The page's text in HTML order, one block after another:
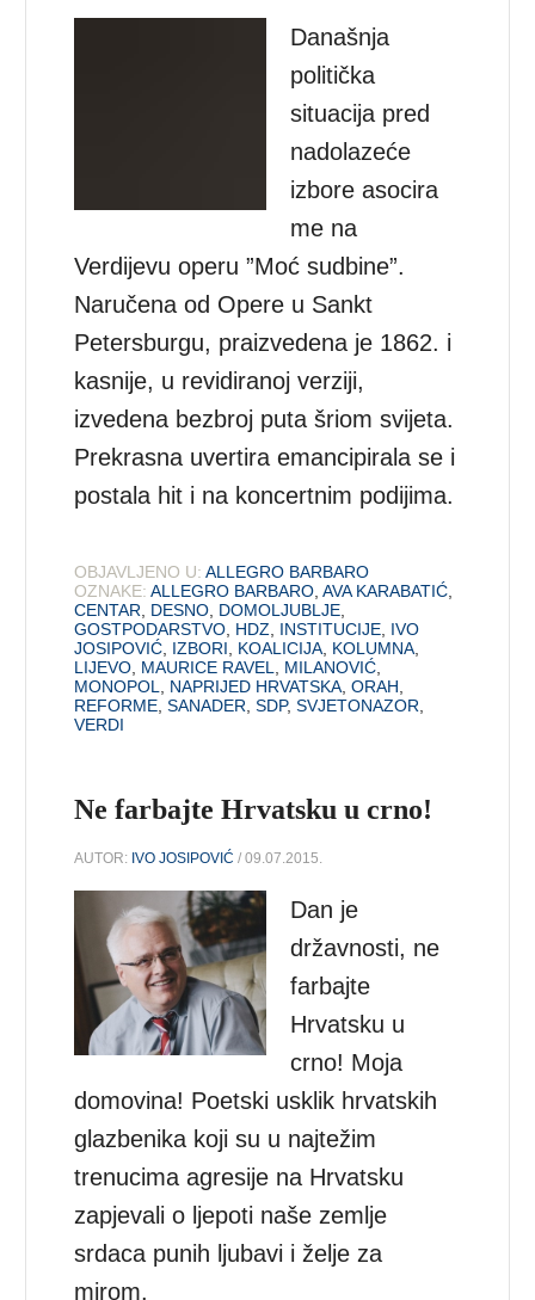
Današnja
politička
situacija pred
nadolazeće
izbore asocira
me na
Verdijevu operu ”Moć sudbine”.
Naručena od Opere u Sankt
Petersburgu, praizvedena je 1862. i
kasnije, u revidiranoj verziji,
izvedena bezbroj puta šriom svijeta.
Prekrasna uvertira emancipirala se i
postala hit i na koncertnim podijima.
OBJAVLJENO U: ALLEGRO BARBARO
OZNAKE: ALLEGRO BARBARO ,AVA KARABATIĆ
CENTAR
DESNO DOMOLJUBLJE
GOSTPODARSTVO HDZ INSTITUCIJE IVO
JOSIPOVIĆ IZBORI KOALICIJA KOLUMNA
LIJEVO MAURICE RAVEL MILANOVIĆ
MONOPOL
NAPRIJED HRVATSKA ,ORAH
REFORME ,SANADER ,SDP,SVJETONAZOR
VERDI
Ne farbajte Hrvatsku u crno!
AUTOR: IVO JOSIPOVIĆ / 09.07.2015.
Dan je
državnosti, ne
farbajte
Hrvatsku u
crno! Moja
domovina! Poetski usklik hrvatskih
glazbenika koji su u najtežim
trenucima agresije na Hrvatsku
zapjevali o ljepoti naše zemlje
srdaca punih ljubavi i želje za
mirom.